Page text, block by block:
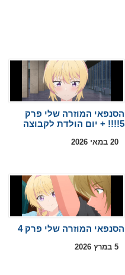
הסנפאי המוזרה שלי פרק
5!!!! + יום הולדת לקבוצה
20 במאי 2026
הסנפאי המוזרה שלי פרק 4
5 במרץ 2026